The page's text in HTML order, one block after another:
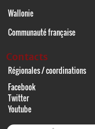
Wallonie
Communauté française
Contacts
Régionales / coordinations
Facebook
Twitter
Youtube